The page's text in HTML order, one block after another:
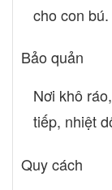
cho con bú.
Bảo quản
Nơi khô
tiếp, nhiệt
Quy cách